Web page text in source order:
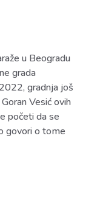
u Beogradu
grada
gradnja još
Vesić ovih
početi da se
govori o tome